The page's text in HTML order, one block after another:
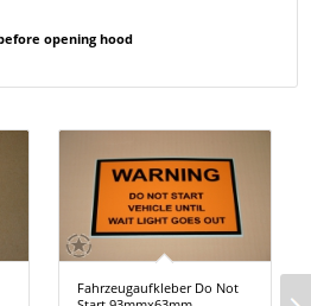
opening hood
Fahrzeugaufkleber Do Not